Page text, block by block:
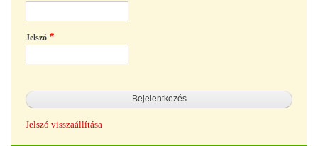
Jelszó
Jelszó visszaállítása